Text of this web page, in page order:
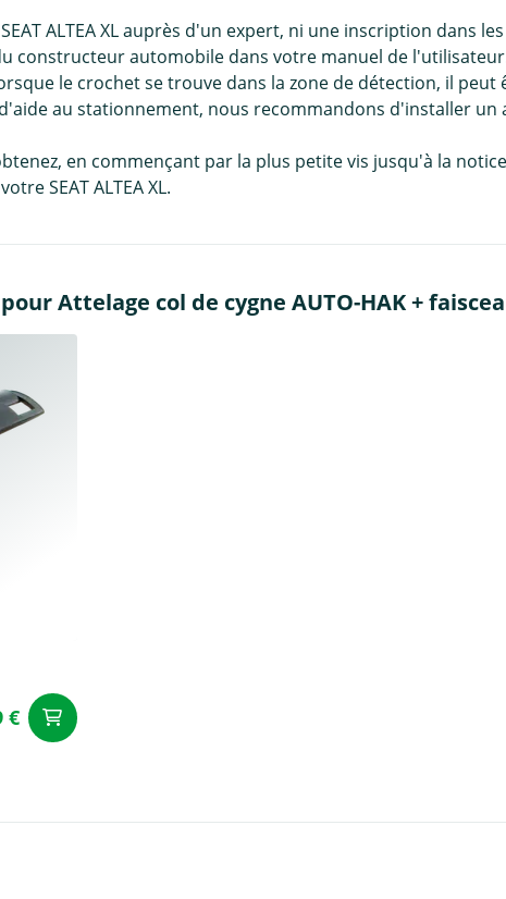
ALTEA XL auprès d'un expert, ni une inscription dans
constructeur automobile dans votre manuel de
le crochet se trouve dans la zone de détection, il
au stationnement, nous recommandons d'installer
en commençant par la plus petite vis jusqu'à la
SEAT ALTEA XL.
Attelage col de cygne AUTO-HAK +
€